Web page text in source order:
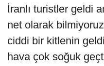
İranlı turistler geldi
net olarak
ciddi bir kitlenin
hava çok soğuk